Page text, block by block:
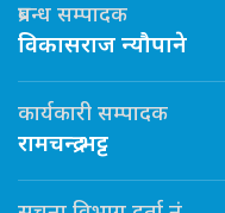
प्रबन्ध सम्पादक
विकासराज न्यौपाने
कार्यकारी सम्पादक
रामचन्द्र भट्ट